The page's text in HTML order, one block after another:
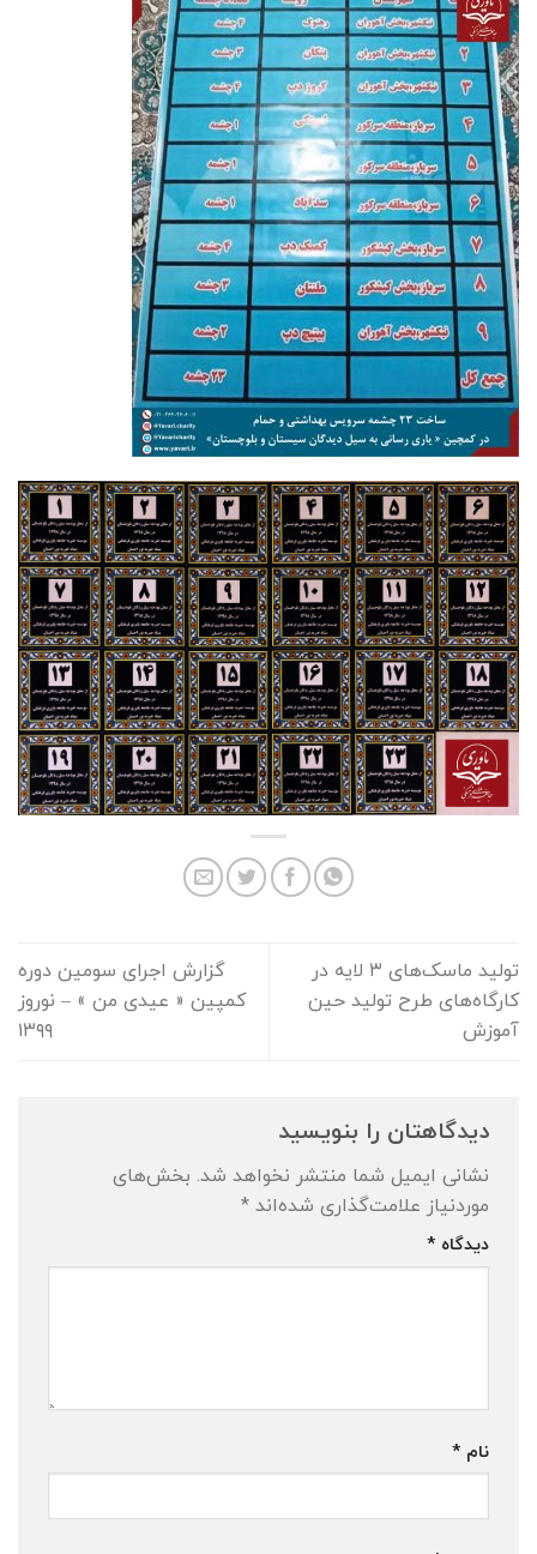
تولید ماسک‌های ۳ لایه در
کارگاه‌های طرح تولید حین
آموزش
گزارش اجرای سومین دوره
کمپین « عیدی من » – نوروز
۱۳۹۹
دیدگاهتان را بنویسید
نشانی ایمیل شما منتشر نخواهد شد. بخش‌های
موردنیاز علامت‌گذاری شده‌اند *
دیدگاه *
نام *